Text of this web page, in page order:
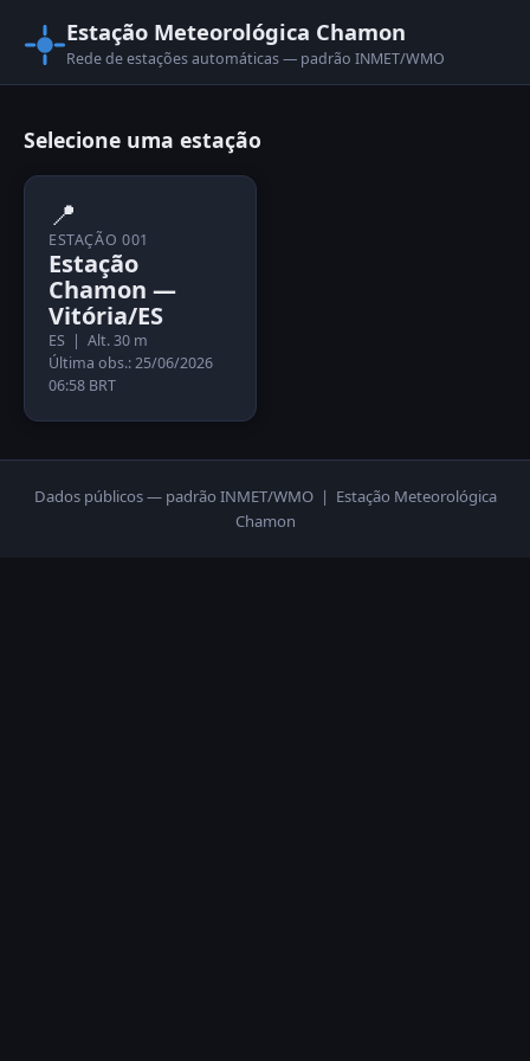
Estação Meteorológica Chamon
Rede de estações automáticas — padrão INMET/WMO
Selecione uma estação
📍
ESTAÇÃO 001
Estação
Chamon —
Vitória/ES
ES | Alt. 30 m
Última obs.: 25/06/2026
06:58 BRT
Dados públicos — padrão INMET/WMO | Estação Meteorológica
Chamon